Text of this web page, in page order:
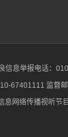
信息举报电话：
67401111 监督
息网络传播视听